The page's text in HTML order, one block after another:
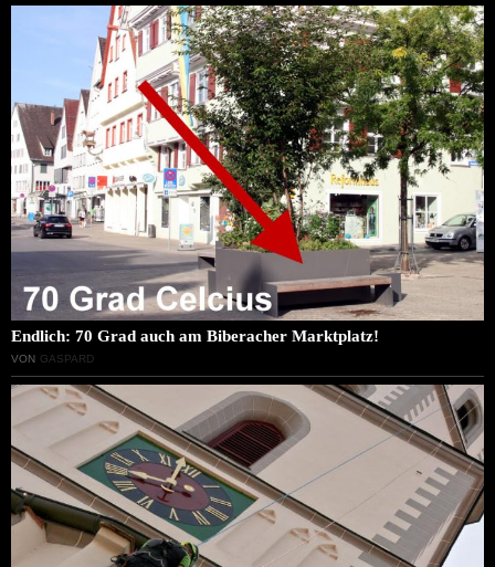
Endlich: 70 Grad auch am Biberacher Marktplatz!
VON GASPARD